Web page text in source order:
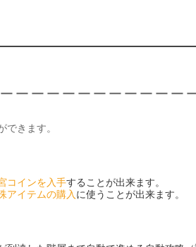
できます。
コインを入手することが出来ます。
アイテムの購入 に使うことが出来ます。